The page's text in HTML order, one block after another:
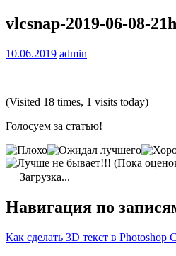
vlcsnap-2019-06-08-
10.06.2019 admin
(Visited 18 times, 1 visits today)
Голосуем за статью!
(Пока
Загрузка...
Навигация по
Как сделать 3D текст в Photoshop